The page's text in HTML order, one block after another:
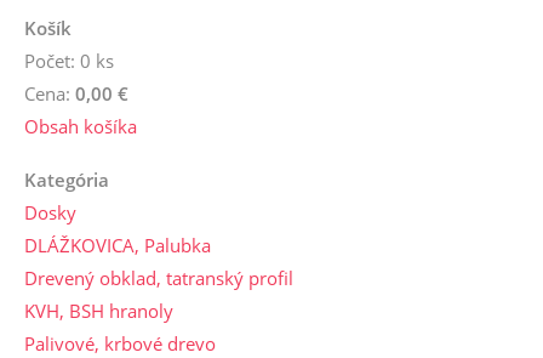
Košík
Počet: 0 ks
Cena: 0,00 €
Obsah košíka
Kategória
Dosky
DLÁŽKOVICA, Palubka
Drevený obklad, tatranský profil
KVH, BSH hranoly
Palivové, krbové drevo